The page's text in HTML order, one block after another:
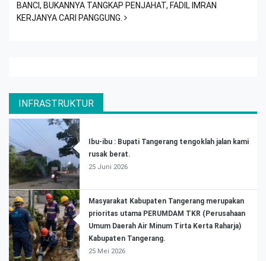
BANCI, BUKANNYA TANGKAP PENJAHAT, FADIL IMRAN
KERJANYA CARI PANGGUNG.
INFRASTRUKTUR
Ibu-ibu : Bupati Tangerang tengoklah jalan kami
rusak berat.
25 Juni 2026
Masyarakat Kabupaten Tangerang merupakan
prioritas utama PERUMDAM TKR (Perusahaan
Umum Daerah Air Minum Tirta Kerta Raharja)
Kabupaten Tangerang.
25 Mei 2026